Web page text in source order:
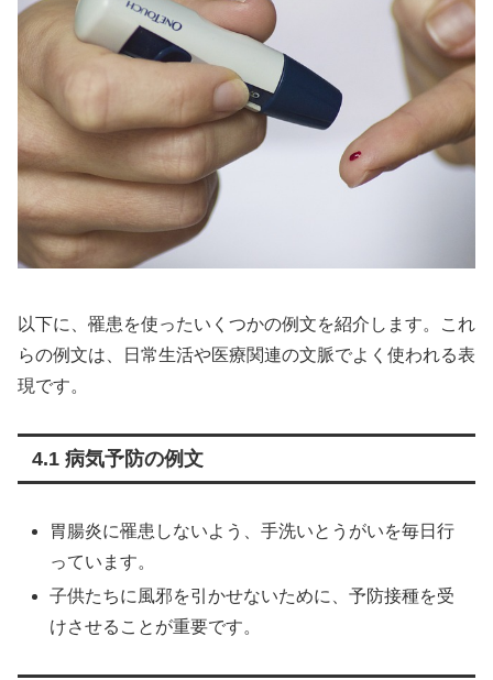
以下に、罹患を使ったいくつかの例文を紹介します。これ
らの例文は、日常生活や医療関連の文脈でよく使われる表
現です。
4.1 病気予防の例文
胃腸炎に罹患しないよう、手洗いとうがいを毎日行
っています。
子供たちに風邪を引かせないために、予防接種を受
けさせることが重要です。